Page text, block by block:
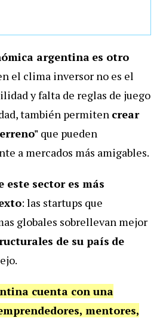
argentina es otro
el clima inversor no es el
y falta de reglas de juego
también permiten crear
que pueden
a mercados más amigables.
este sector es más
: las startups que
globales sobrellevan mejor
de su país de
cuenta con una
mentores,